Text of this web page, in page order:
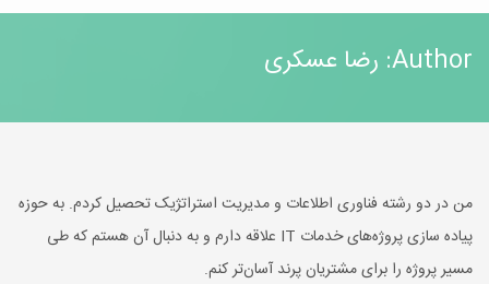
Author: رضا عسکری
من در دو رشته فناوری اطلاعات و مدیریت استراتژیک تحصیل کردم. به حوزه
پیاده سازی پروژه‌های خدمات IT علاقه دارم و به دنبال آن هستم که طی
مسیر پروژه را برای مشتریان پرند آسان‌تر کنم.